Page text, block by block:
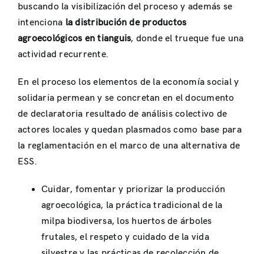
buscando la visibilización del proceso y además se
intenciona la distribución de productos
agroecológicos en tianguis, donde el trueque fue una
actividad recurrente.
En el proceso los elementos de la economía social y
solidaria permean y se concretan en el documento
de declaratoria resultado de análisis colectivo de
actores locales y quedan plasmados como base para
la reglamentación en el marco de una alternativa de
ESS.
Cuidar, fomentar y priorizar la producción
agroecológica, la práctica tradicional de la
milpa biodiversa, los huertos de árboles
frutales, el respeto y cuidado de la vida